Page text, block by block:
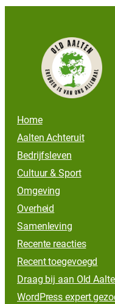
Home
Aalten Achteruit
Bedrijfsleven
Cultuur & Sport
Omgeving
Overheid
Samenleving
Recente reacties
Recent toegevoegd
Draag bij aan Old
WordPress expert